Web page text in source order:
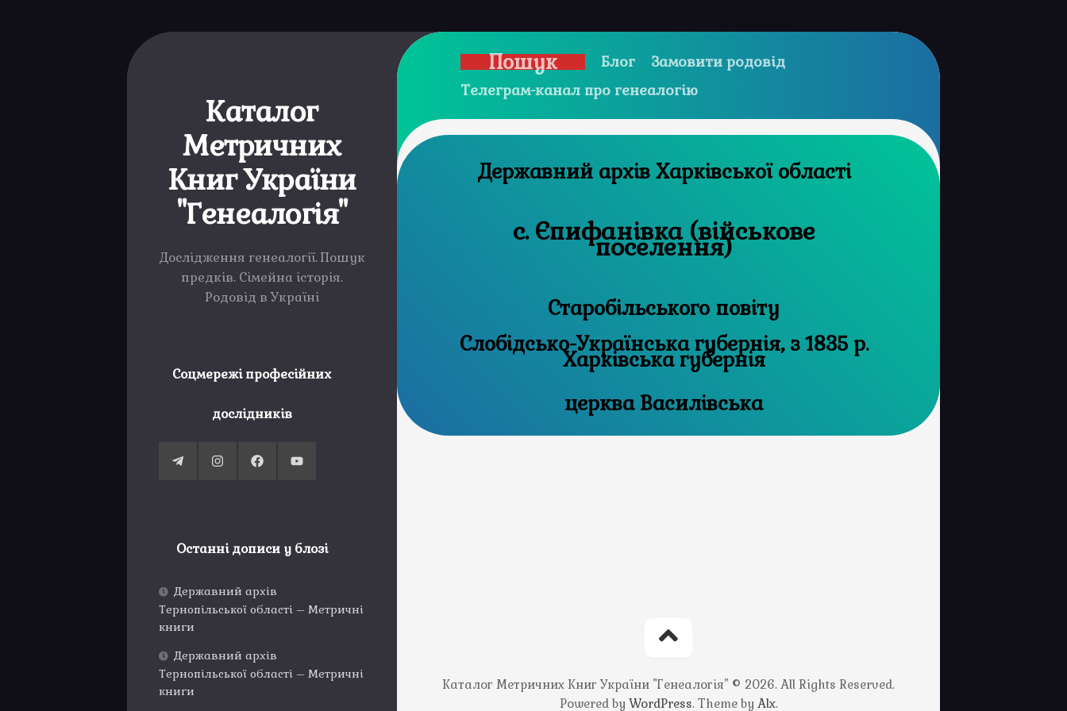
Каталог
Метричних
Книг України
"Генеалогія"
Дослідження генеалогії. Пошук
предків. Сімейна історія.
Родовід в Україні
Соцмережі професійних
дослідників
Останні дописи у блозі
Державний архів
Тернопільської області – Метричні
книги
Державний архів
Тернопільської області – Метричні
книги
Пошук Блог
Замовити родовід
Телеграм-канал про генеалогію
Державний архів Харківської області
с. Єпифанівка (військове
поселення)
Старобільського повіту
Слобідсько-Українська губернія, з 1835 р.
Харківська губернія
церква Василівська
Каталог Метричних Книг України "Генеалогія" © 2026. All Rights Reserved.
Powered by WordPress. Theme by Alx.